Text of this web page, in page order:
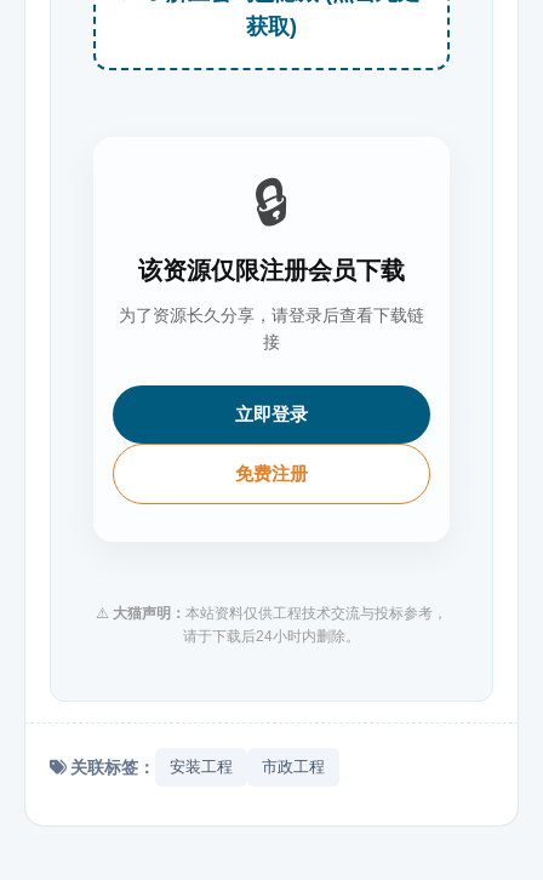
获取)
🔒
该资源仅限注册会员下载
为了资源长久分享，请登录后查看下载链
接
立即登录
免费注册
⚠️ 大猫声明： 本站资料仅供工程技术交流与投标参考，
请于下载后24小时内删除。
关联标签： 安装工程 市政工程